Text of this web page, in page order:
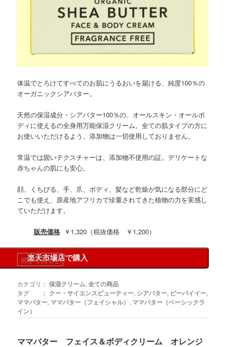
体温でとろけてすべてのお肌にうるおいを届ける、純度100％の
オーガニックシアバター。
天然の保湿成分・シアバター100％の、オールスキン・オールボ
ディに使えるの全身用万能保湿クリーム。全ての肌タイプの方に
お使いいただけるよう、添加物は一切使用しておりません。
常温では固いテクスチャーは、添加物不使用の証。デリケートな
赤ちゃんの肌にも安心。
顔、くちびる、手、爪、ボディ、髪など乾燥が気になる部分にど
こでも使え、原産地アフリカで珍重されてきた植物の力を実感し
ていただけます。
販売価格￥1,320（税抜価格 ￥1,200）
楽天市場店で購入
続きを見る»
カテゴリ： 保湿クリーム,全ての商品
タグ ： クー・サイエンスビューティー, シアバター, ビーバイイー,
ママバター, ママバター（フェイシャル） , ママバター（ベーシックラ
イン）
ママバター フェイス＆ボディクリーム オレンジ